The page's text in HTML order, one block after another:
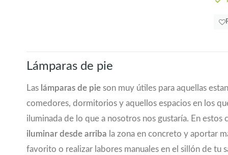
Lámparas de pie
Las lámparas de pie son muy útiles para aquellas
comedores, dormitorios y aquellos espacios en los
iluminada de lo que a nosotros nos gustaría. En estos
iluminar desde arriba la zona en concreto y aportar
favorito o realizar labores manuales en el sillón de tu